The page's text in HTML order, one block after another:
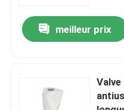
Raccords demeilleur prix